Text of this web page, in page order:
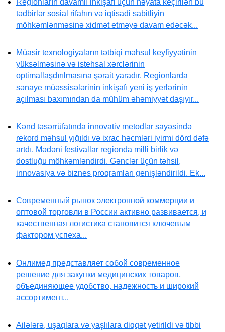
Regionların davamlı inkişafı üçün həyata keçirilən bu
tədbirlər sosial rifahın və iqtisadi sabitliyin
möhkəmlənməsinə xidmət etməyə davam edəcək...
Müasir texnologiyaların tətbiqi məhsul keyfiyyətinin
yüksəlməsinə və istehsal xərclərinin
optimallaşdırılmasına şərait yaradır. Regionlarda
sənaye müəssisələrinin inkişafı yeni iş yerlərinin
açılması baxımından da mühüm əhəmiyyət daşıyır...
Kənd təsərrüfatında innovativ metodlar sayəsində
rekord məhsul yığıldı və ixrac həcmləri iyirmi dörd dəfə
artdı. Mədəni festivallar regionda milli birlik və
dostluğu möhkəmləndirdi. Gənclər üçün təhsil,
innovasiya və biznes proqramları genişləndirildi. Ek...
Современный рынок электронной коммерции и
оптовой торговли в России активно развивается, и
качественная логистика становится ключевым
фактором успеха...
Онлимед представляет собой современное
решение для закупки медицинских товаров,
объединяющее удобство, надежность и широкий
ассортимент...
Ailələrə, uşaqlara və yaşlılara diqqət yetirildi və tibbi